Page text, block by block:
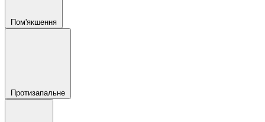
Пом'якшення
Протизапальне